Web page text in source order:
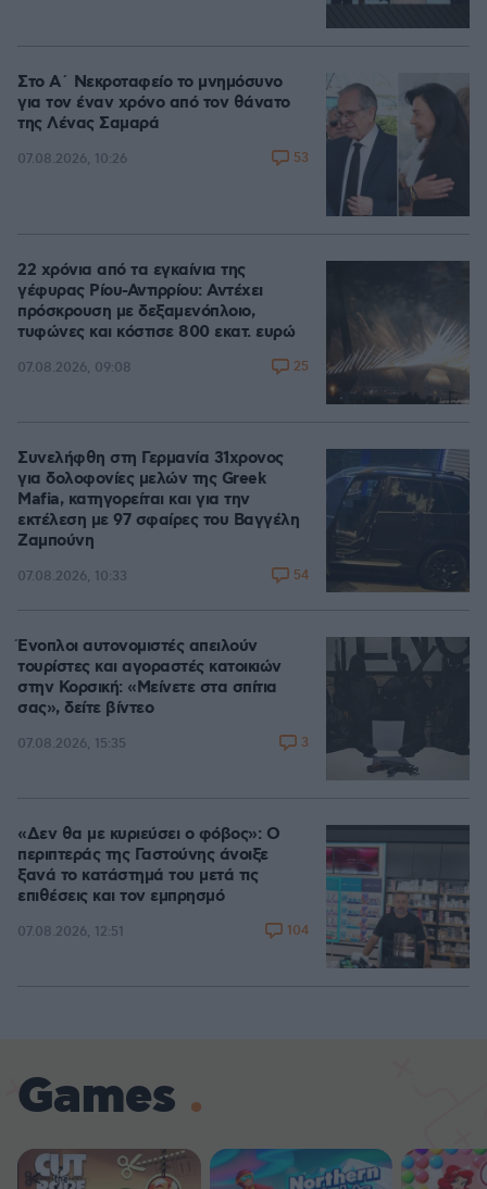
Στο Α΄ Νεκροταφείο το μνημόσυνο
για τον έναν χρόνο από τον θάνατο
της Λένας Σαμαρά
07.08.2026, 10:26 53
22 χρόνια από τα εγκαίνια της
γέφυρας Ρίου-Αντιρρίου: Αντέχει
πρόσκρουση με δεξαμενόπλοιο,
τυφώνες και κόστισε 800 εκατ. ευρώ
07.08.2026, 09:08 25
Συνελήφθη στη Γερμανία 31χρονος
για δολοφονίες μελών της Greek
Mafia, κατηγορείται και για την
εκτέλεση με 97 σφαίρες του Βαγγέλη
Ζαμπούνη
07.08.2026, 10:33 54
Ένοπλοι αυτονομιστές απειλούν
τουρίστες και αγοραστές κατοικιών
στην Κορσική: «Μείνετε στα σπίτια
σας», δείτε βίντεο
07.08.2026, 15:35 3
«Δεν θα με κυριεύσει ο φόβος»: Ο
περιπτεράς της Γαστούνης άνοιξε
ξανά το κατάστημά του μετά τις
επιθέσεις και τον εμπρησμό
07.08.2026, 12:51 104
Games